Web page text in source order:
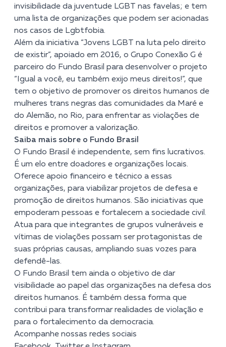
invisibilidade da juventude LGBT nas favelas; e tem
uma lista de organizações que podem ser acionadas
nos casos de Lgbtfobia.
Além da iniciativa “Jovens LGBT na luta pelo direito
de existir”, apoiado em 2016, o Grupo Conexão G é
parceiro do Fundo Brasil para desenvolver o projeto
“Igual a você, eu também exijo meus direitos!”, que
tem o objetivo de promover os direitos humanos de
mulheres trans negras das comunidades da Maré e
do Alemão, no Rio, para enfrentar as violações de
direitos e promover a valorização.
Saiba mais sobre o Fundo Brasil
O Fundo Brasil é independente, sem fins lucrativos.
É um elo entre doadores e organizações locais.
Oferece apoio financeiro e técnico a essas
organizações, para viabilizar projetos de defesa e
promoção de direitos humanos. São iniciativas que
empoderam pessoas e fortalecem a sociedade civil.
Atua para que integrantes de grupos vulneráveis e
vítimas de violações possam ser protagonistas de
suas próprias causas, ampliando suas vozes para
defendê-las.
O Fundo Brasil tem ainda o objetivo de dar
visibilidade ao papel das organizações na defesa dos
direitos humanos. É também dessa forma que
contribui para transformar realidades de violação e
para o fortalecimento da democracia.
Acompanhe nossas redes sociais